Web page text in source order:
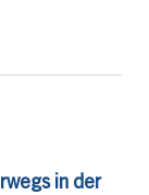
in der